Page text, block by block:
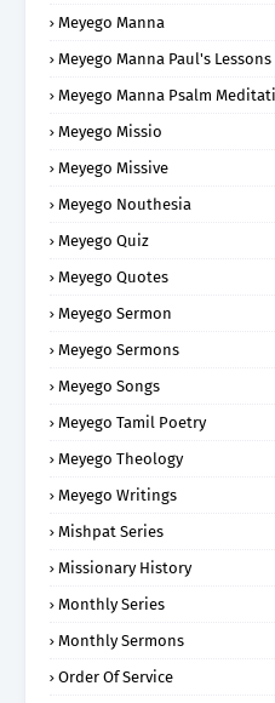
Meyego Manna
Meyego Manna Paul's Lessons
Meyego Manna Psalm
Meyego Missio
Meyego Missive
Meyego Nouthesia
Meyego Quiz
Meyego Quotes
Meyego Sermon
Meyego Sermons
Meyego Songs
Meyego Tamil Poetry
Meyego Theology
Meyego Writings
Mishpat Series
Missionary History
Monthly Series
Monthly Sermons
Order Of Service